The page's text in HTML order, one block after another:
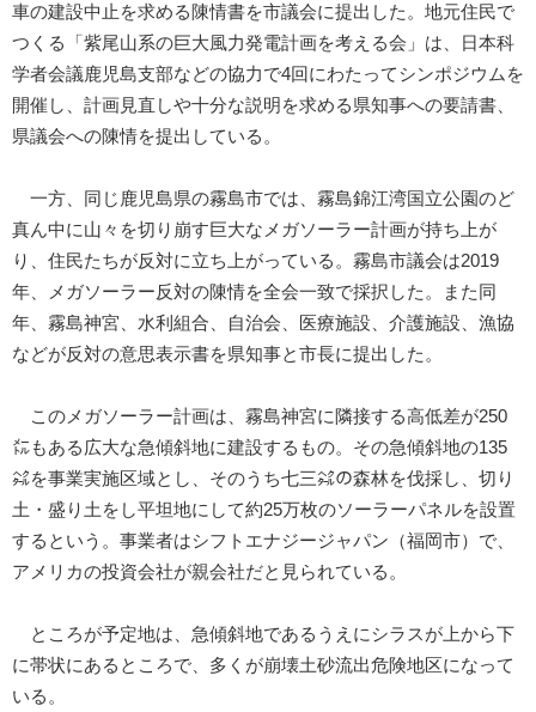
車の建設中止を求める陳情書を市議会に提出した。地元住民で
つくる「紫尾山系の巨大風力発電計画を考える会」は、日本科
学者会議鹿児島支部などの協力で4回にわたってシンポジウムを
開催し、計画見直しや十分な説明を求める県知事への要請書、
県議会への陳情を提出している。
一方、同じ鹿児島県の霧島市では、霧島錦江湾国立公園のど
真ん中に山々を切り崩す巨大なメガソーラー計画が持ち上が
り、住民たちが反対に立ち上がっている。霧島市議会は2019
年、メガソーラー反対の陳情を全会一致で採択した。また同
年、霧島神宮、水利組合、自治会、医療施設、介護施設、漁協
などが反対の意思表示書を県知事と市長に提出した。
このメガソーラー計画は、霧島神宮に隣接する高低差が250
㍍もある広大な急傾斜地に建設するもの。その急傾斜地の135
㌶を事業実施区域とし、そのうち七三㌶の森林を伐採し、切り
土・盛り土をし平坦地にして約25万枚のソーラーパネルを設置
するという。事業者はシフトエナジージャパン（福岡市）で、
アメリカの投資会社が親会社だと見られている。
ところが予定地は、急傾斜地であるうえにシラスが上から下
に帯状にあるところで、多くが崩壊土砂流出危険地区になって
いる。